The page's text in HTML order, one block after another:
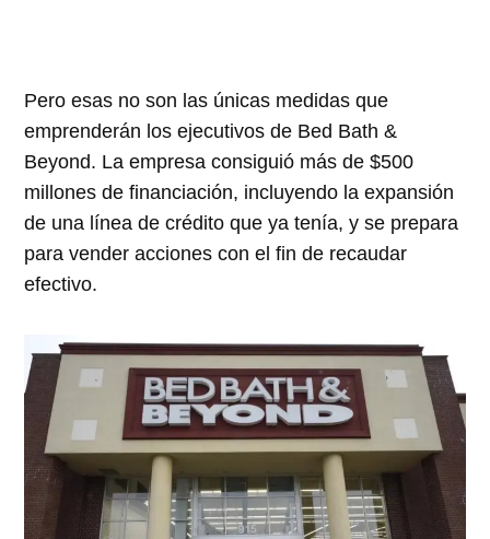
Pero esas no son las únicas medidas que
emprenderán los ejecutivos de Bed Bath &
Beyond. La empresa consiguió más de $500
millones de financiación, incluyendo la expansión
de una línea de crédito que ya tenía, y se prepara
para vender acciones con el fin de recaudar
efectivo.